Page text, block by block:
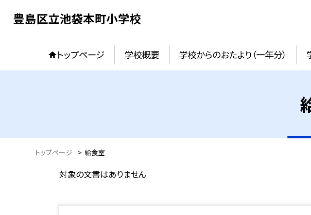
豊島区立池袋本町小学校
トップページ 学校概要 学校からのおたより（一年分）
トップページ > 給食室
対象の文書はありません